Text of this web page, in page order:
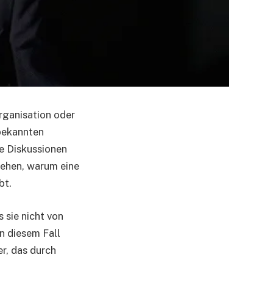
oder
Diskussionen
warum eine
sie nicht von
diesem Fall
das durch